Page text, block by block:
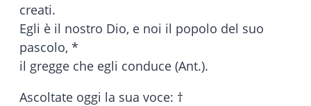
creati.
Egli è il nostro Dio, e noi il popolo del suo
pascolo, *
il gregge che egli conduce (Ant.).
Ascoltate oggi la sua voce: †